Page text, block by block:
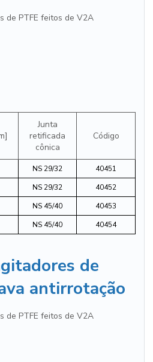
de PTFE feitos de V2A
Junta
retificada
cônica
Código
NS 29/32
40451
NS 29/32
40452
NS 45/40
40453
NS 45/40 40454
de
antirrotação
de PTFE feitos de V2A